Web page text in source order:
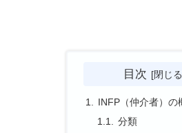
目次
INFP（仲介者）の
分類